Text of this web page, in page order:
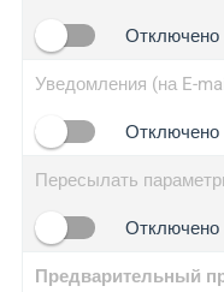
Отключено
Уведомления (на E-
Отключено
Пересылать
Отключено
Предварительный